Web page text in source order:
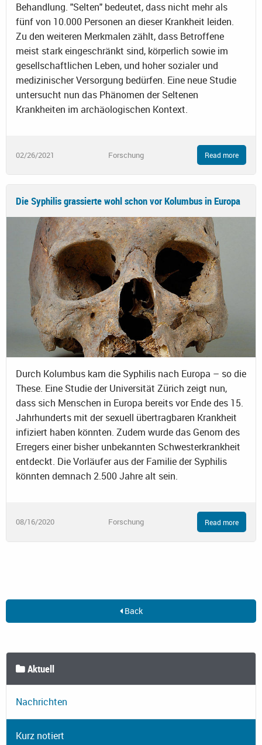
Behandlung. "Selten" bedeutet, dass nicht mehr als
fünf von 10.000 Personen an dieser Krankheit leiden.
Zu den weiteren Merkmalen zählt, dass Betroffene
meist stark eingeschränkt sind, körperlich sowie im
gesellschaftlichen Leben, und hoher sozialer und
medizinischer Versorgung bedürfen. Eine neue Studie
untersucht nun das Phänomen der Seltenen
Krankheiten im archäologischen Kontext.
02/26/2021 Forschung Read more
Die Syphilis grassierte wohl schon vor Kolumbus in Europa
Durch Kolumbus kam die Syphilis nach Europa – so die
These. Eine Studie der Universität Zürich zeigt nun,
dass sich Menschen in Europa bereits vor Ende des 15.
Jahrhunderts mit der sexuell übertragbaren Krankheit
infiziert haben könnten. Zudem wurde das Genom des
Erregers einer bisher unbekannten Schwesterkrankheit
entdeckt. Die Vorläufer aus der Familie der Syphilis
könnten demnach 2.500 Jahre alt sein.
08/16/2020 Forschung Read more
Back
Aktuell
Nachrichten
Kurz notiert